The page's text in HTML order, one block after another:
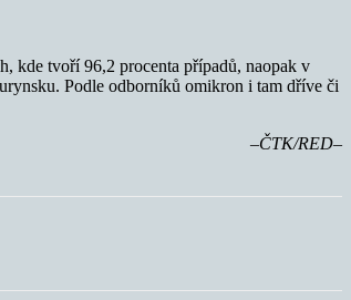
kde tvoří 96,2 procenta případů, naopak v
Podle odborníků omikron i tam dříve či
–ČTK/RED–